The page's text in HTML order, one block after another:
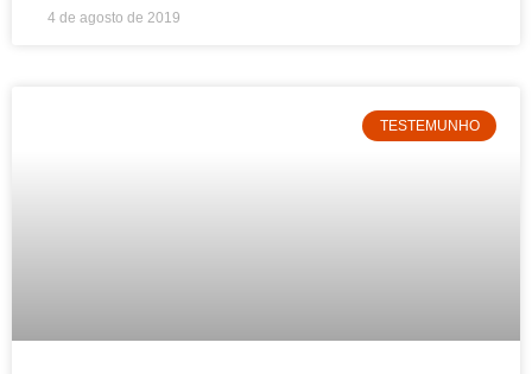
4 de agosto de 2019
TESTEMUNHO